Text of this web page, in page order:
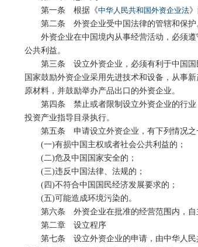
第一条 根据《中华人民共和国外资企业法
第二条 外资企业受中国法律的管辖和保护
外资企业在中国境内从事经营活动，必须遵
公共利益。
第三条 设立外资企业，必须有利于中国国
国家鼓励外资企业采用先进技术和设备，从事
原材料，并鼓励举办产品出口的外资企业。
第四条 禁止或者限制设立外资企业的行业
投资产业指导目录执行。
第五条 申请设立外资企业，有下列情况之
(一)有损中国主权或者社会公共利益的；
(二)危及中国国家安全的；
(三)违反中国法律、法规的；
(四)不符合中国国民经济发展要求的；
(五)可能造成环境污染的。
第六条 外资企业在批准的经营范围内，自
第二章 设立程序
第七条 设立外资企业的申请，由中华人民